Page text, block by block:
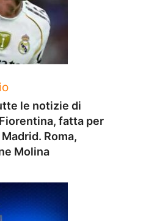
le notizie di
fatta per
Roma,
Molina